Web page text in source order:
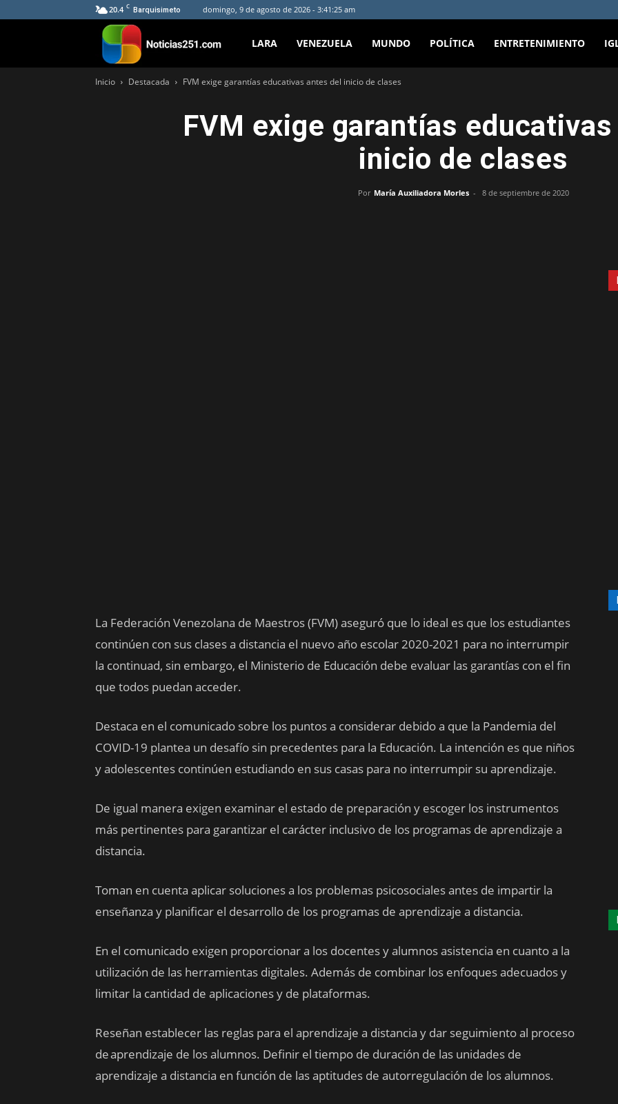
20.4 C Barquisimeto domingo, 9 de agosto de 2026 - 3:41:25 am
Noticias251
LARA VENEZUELA MUNDO POLÍTICA ENTRETENIMIENTO
Inicio Destacada FVM exige garantías educativas antes del inicio de clases
FVM exige garantías educativas
inicio de clases
Por María Auxiliadora Morles - 8 de septiembre de 2020
La Federación Venezolana de Maestros (FVM) aseguró que lo ideal es que los estudiantes
continúen con sus clases a distancia el nuevoaño escolar 2020-2021 para no interrumpir
la continuad, sin embargo, el Ministerio de Educación debe evaluar las garantías con el fin
que todos puedan acceder.
Destaca en el comunicado sobre los puntos a considerar debido a que la Pandemia del
COVID-19 plantea un desafío sin precedentes para la Educación. La intención es que niños
y adolescentes continúen estudiando en sus casas para no interrumpir su aprendizaje.
De igual manera exigen examinar el estado de preparación y escoger los instrumentos
más pertinentes para garantizar el carácter inclusivo de los programas de aprendizaje a
distancia.
Toman en cuenta aplicar soluciones a los problemas psicosociales antes de impartir la
enseñanza y planificar el desarrollo de los programas de aprendizaje a distancia.
En el comunicado exigen proporcionar a los docentes y alumnos asistencia en cuanto a la
utilización de las herramientas digitales. Además de combinar los enfoques adecuados y
limitar la cantidad de aplicaciones y de plataformas.
Reseñan establecer las reglas para el aprendizaje a distancia y dar seguimiento al proceso
de aprendizaje de los alumnos. Definir el tiempo de duración de las unidades de
aprendizaje a distancia en función de las aptitudes de autorregulación de los alumnos.